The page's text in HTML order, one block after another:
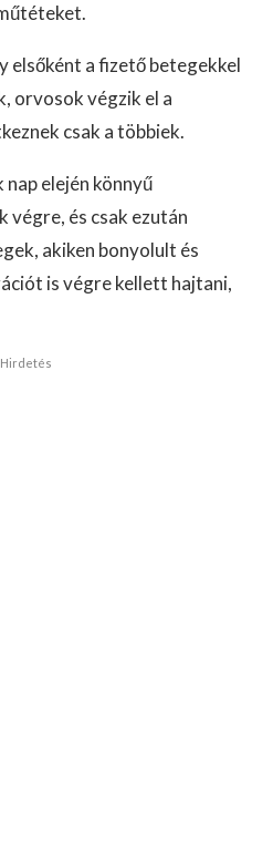
elsőként a fizető betegekkel
orvosok végzik el a
csak a többiek.
elején könnyű
és csak ezután
akiken bonyolult és
is végre kellett hajtani,
Hirdetés